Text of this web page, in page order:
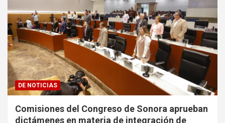
DE NOTICIAS
Comisiones del Congreso de Sonora aprueban
dictámenes en materia de integración de